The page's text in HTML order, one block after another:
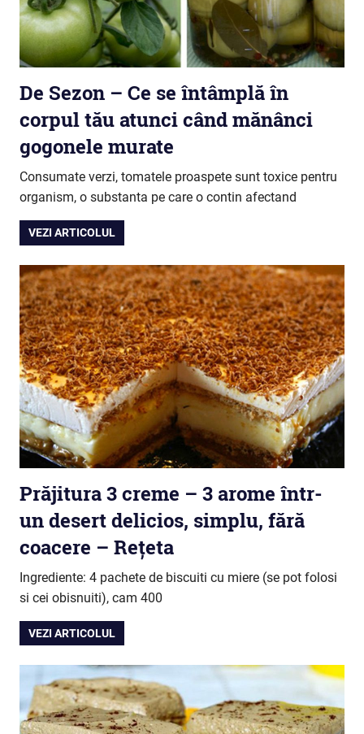
De Sezon – Ce se întâmplă în
corpul tău atunci când mănânci
gogonele murate
Consumate verzi, tomatele proaspete sunt toxice pentru
organism, o substanta pe care o contin afectand
VEZI ARTICOLUL
Prăjitura 3 creme – 3 arome într-
un desert delicios, simplu, fără
coacere – Rețeta
Ingrediente: 4 pachete de biscuiti cu miere (se pot folosi
si cei obisnuiti), cam 400
VEZI ARTICOLUL